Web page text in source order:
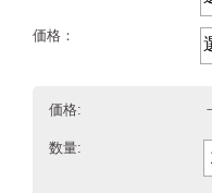
価格：
価格: －
数量: